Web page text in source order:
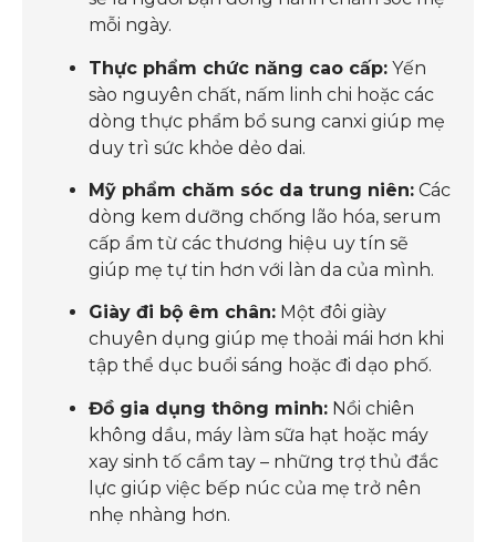
mỗi ngày.
Thực phẩm chức năng cao cấp: Yến
sào nguyên chất, nấm linh chi hoặc các
dòng thực phẩm bổ sung canxi giúp mẹ
duy trì sức khỏe dẻo dai.
Mỹ phẩm chăm sóc da trung niên: Các
dòng kem dưỡng chống lão hóa, serum
cấp ẩm từ các thương hiệu uy tín sẽ
giúp mẹ tự tin hơn với làn da của mình.
Giày đi bộ êm chân: Một đôi giày
chuyên dụng giúp mẹ thoải mái hơn khi
tập thể dục buổi sáng hoặc đi dạo phố.
Đồ gia dụng thông minh: Nồi chiên
không dầu, máy làm sữa hạt hoặc máy
xay sinh tố cầm tay – những trợ thủ đắc
lực giúp việc bếp núc của mẹ trở nên
nhẹ nhàng hơn.